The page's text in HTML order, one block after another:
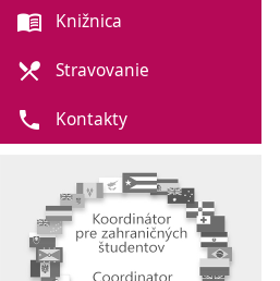
menu_book Knižnica
local_dining Stravovanie
phone Kontakty